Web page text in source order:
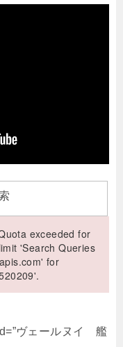
exceeded for
'Search Queries
for
ヴェールヌイ 艦